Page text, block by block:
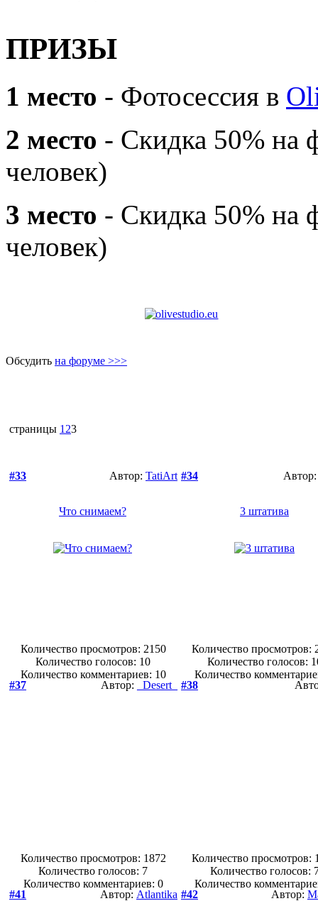
ПРИЗЫ
1 место - Фотосессия в
2 место - Скидка 50% на
человек)
3 место - Скидка 50% на
человек)
Обсудить на форуме >>>
страницы 1 23
#33 Автор: TatiArt
Что снимаем?
Количество просмотров: 2150
Количество голосов: 10
Количество комментариев: 10
#34
3 штатива
Количество просмотров:
Количество голосов:
Количество
#37
Автор: _Desert_
Количество просмотров: 1872
Количество голосов: 7
Количество комментариев: 0
#38
Количество просмотров:
Количество голосов:
Количество
#41
Автор: Atlantika #42 Автор: